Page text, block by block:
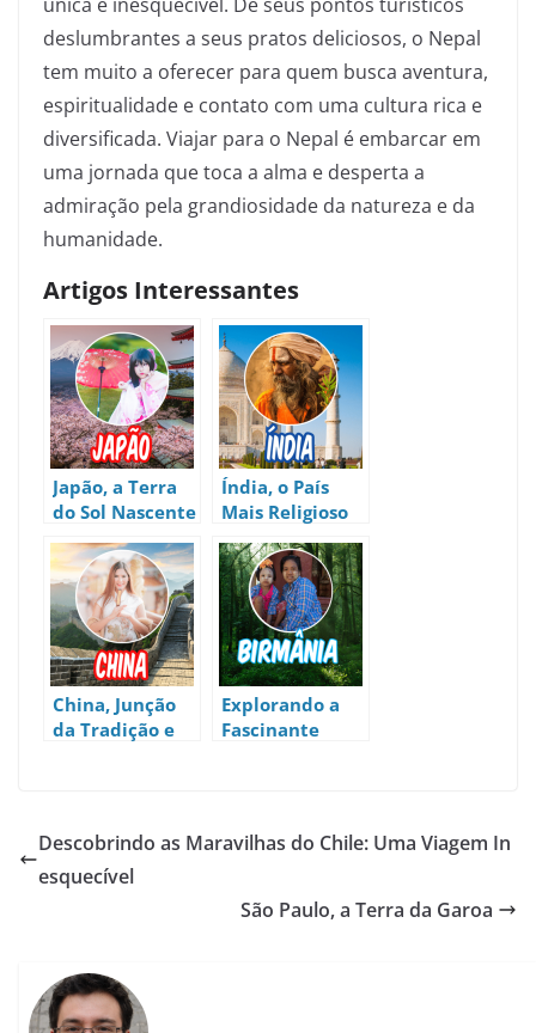
deslumbrantes a seus pratos deliciosos, o Nepal
tem muito a oferecer para quem busca aventura,
espiritualidade e contato com uma cultura rica e
diversificada. Viajar para o Nepal é embarcar em
uma jornada que toca a alma e desperta a
admiração pela grandiosidade da natureza e da
humanidade.
Artigos Interessantes
Japão, a Terra
do Sol Nascente
Índia, o País
Mais Religioso
do Mundo
China, Junção
da Tradição e
Explorando a
Fascinante
Gastronomia
Deliciosa e
Descobrindo as Maravilhas do Chile: Uma Viagem In
esquecível
São Paulo, a Terra da Garoa